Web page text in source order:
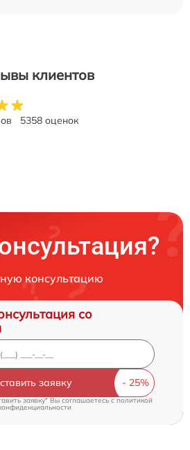
клиентов
5358 оценок
консультацию
со
заявку
заявку" Вы соглашаетесь c политикой